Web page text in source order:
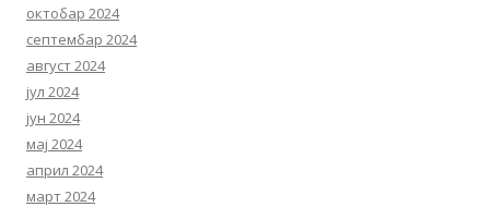
октобар 2024
септембар 2024
август 2024
јул 2024
јун 2024
мај 2024
април 2024
март 2024